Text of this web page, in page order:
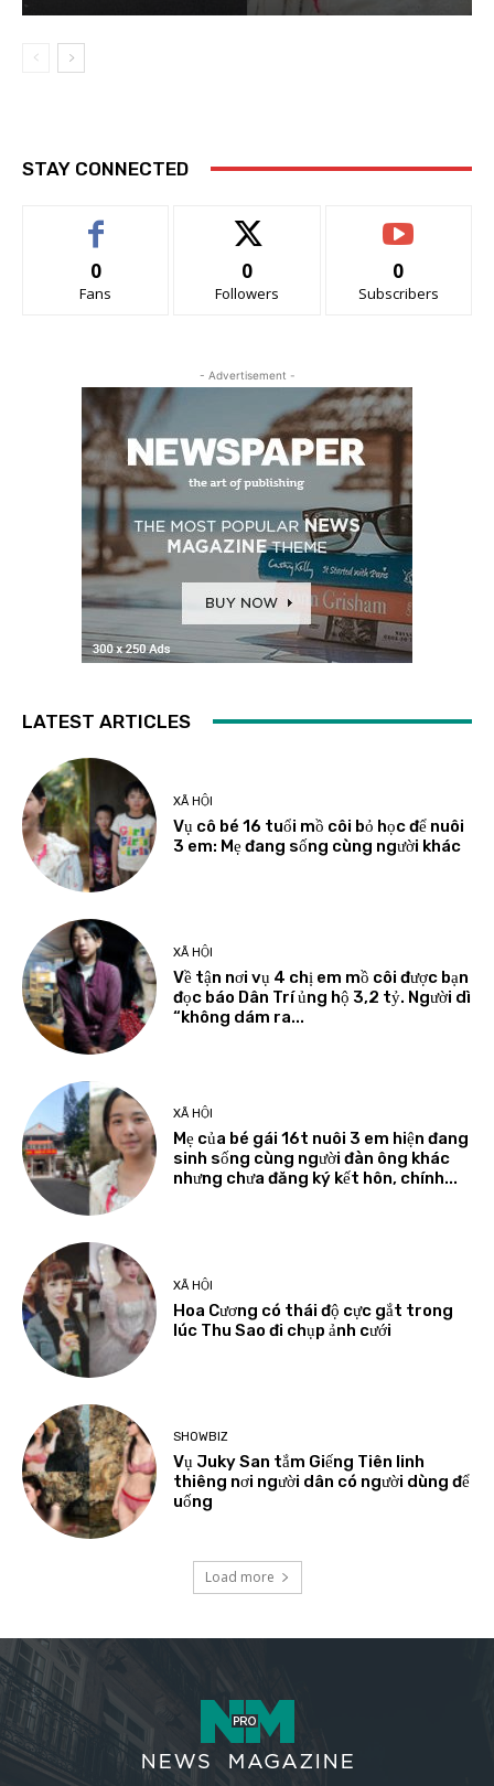
STAY CONNECTED
0
Fans
0
Followers
0
Subscribers
- Advertisement -
LATEST ARTICLES
XÃ HỘI
Vụ cô bé 16 tuổi mồ côi bỏ học để nuôi
3 em: Mẹ đang sống cùng người khác
XÃ HỘI
Về tận nơi vụ 4 chị em mồ côi được bạn
đọc báo Dân Trí ủng hộ 3,2 tỷ. Người dì
“không dám ra...
XÃ HỘI
Mẹ của bé gái 16t nuôi 3 em hiện đang
sinh sống cùng người đàn ông khác
nhưng chưa đăng ký kết hôn, chính...
XÃ HỘI
Hoa Cương có thái độ cực gắt trong
lúc Thu Sao đi chụp ảnh cưới
SHOWBIZ
Vụ Juky San tắm Giếng Tiên linh
thiêng nơi người dân có người dùng để
uống
Load more